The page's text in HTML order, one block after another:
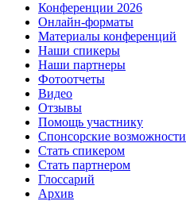
Конференции 2026
Онлайн-форматы
Материалы конференций
Наши спикеры
Наши партнеры
Фотоотчеты
Видео
Отзывы
Помощь участнику
Спонсорские возможности
Стать спикером
Стать партнером
Глоссарий
Архив